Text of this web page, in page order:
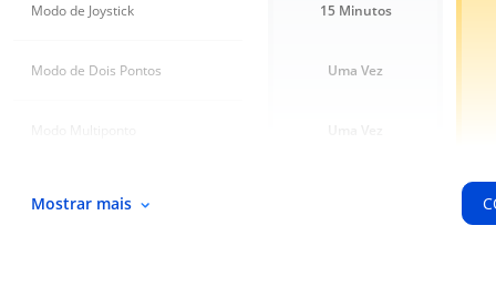
Modo de Joystick 15 Minutos
Modo de Dois Pontos Uma Vez
Mostrar mais